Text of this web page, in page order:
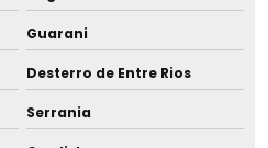
Guarani
Desterro de Entre Rios
Serrania